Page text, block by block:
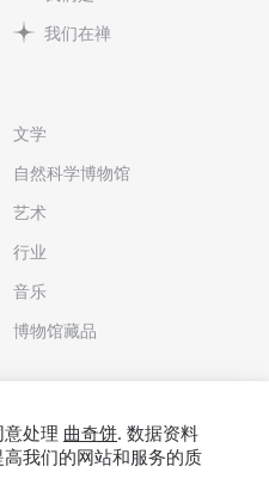
我们在禅
文学
自然科学博物馆
艺术
行业
音乐
博物馆藏品
处理 曲奇饼. 数据资料
我们的网站和服务的质